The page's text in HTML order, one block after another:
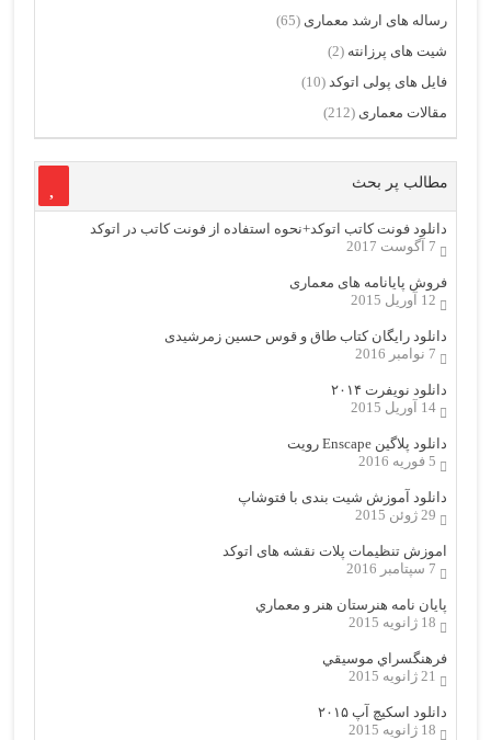
رساله های ارشد معماری (65)
شیت های پرزانته (2)
فایل های پولی اتوکد (10)
مقالات معماری (212)
مطالب پر بحث
دانلود فونت کاتب اتوکد+نحوه استفاده از فونت کاتب در اتوکد
7 آگوست 2017
فروش پایانامه های معماری
12 آوریل 2015
دانلود رایگان کتاب طاق و قوس حسین زمرشیدی
7 نوامبر 2016
دانلود نویفرت ۲۰۱۴
14 آوریل 2015
دانلود پلاگین Enscape رویت
5 فوریه 2016
دانلود آموزش شیت بندی با فتوشاپ
29 ژوئن 2015
اموزش تنظیمات پلات نقشه های اتوکد
7 سپتامبر 2016
پایان نامه هنرستان هنر و معماري
18 ژانویه 2015
فرهنگسراي موسيقي
21 ژانویه 2015
دانلود اسکیچ آپ ۲۰۱۵
18 ژانویه 2015